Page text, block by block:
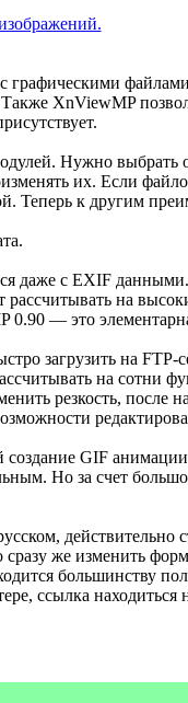
графическими
XnViewMP
Нужно
их. Если
Теперь к другим
даже с EXIF
на
— это
загрузить на FTP-
на сотни
резкость, после
GIF
Но за счет
действительно
же изменить
большинству
ссылка находиться